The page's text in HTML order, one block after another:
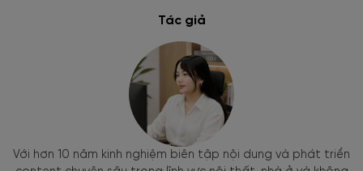
Tác giả
Với hơn 10 năm kinh nghiệm biên tập nội dung và phát triển